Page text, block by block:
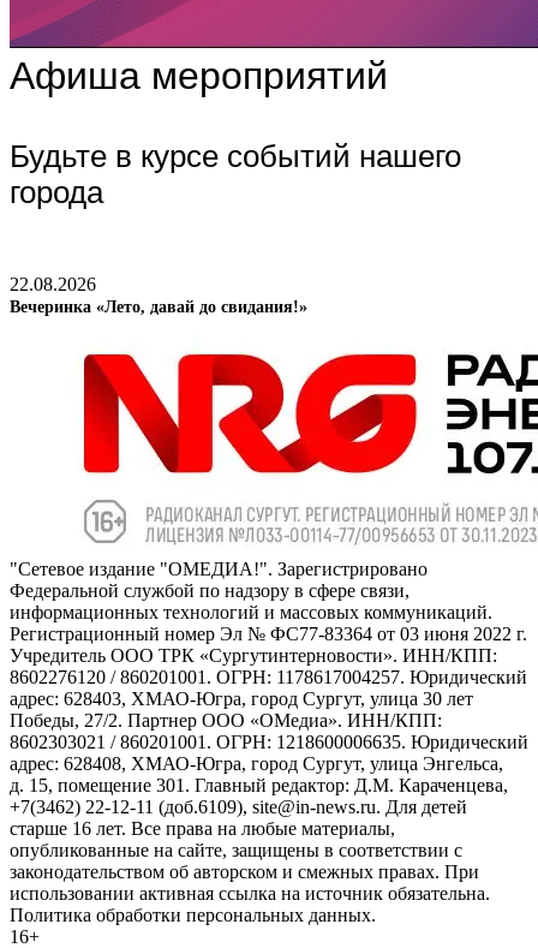
Афиша мероприятий
Будьте в курсе событий нашего
города
22.08.2026
Вечеринка «Лето, давай до свидания!»
"Сетевое издание "ОМЕДИА!". Зарегистрировано
Федеральной службой по надзору в сфере связи,
информационных технологий и массовых коммуникаций.
Регистрационный номер Эл № ФС77-83364 от 03 июня 2022 г.
Учредитель ООО ТРК «Сургутинтерновости». ИНН/КПП:
8602276120 / 860201001. ОГРН: 1178617004257. Юридический
адрес: 628403, ХМАО-Югра, город Сургут, улица 30 лет
Победы, 27/2. Партнер ООО «ОМедиа». ИНН/КПП:
8602303021 / 860201001. ОГРН: 1218600006635. Юридический
адрес: 628408, ХМАО-Югра, город Сургут, улица Энгельса,
д. 15, помещение 301. Главный редактор: Д.М. Караченцева,
+7(3462) 22-12-11 (доб.6109), site@in-news.ru. Для детей
старше 16 лет. Все права на любые материалы,
опубликованные на сайте, защищены в соответствии с
законодательством об авторском и смежных правах. При
использовании активная ссылка на источник обязательна.
Политика обработки персональных данных.
16+